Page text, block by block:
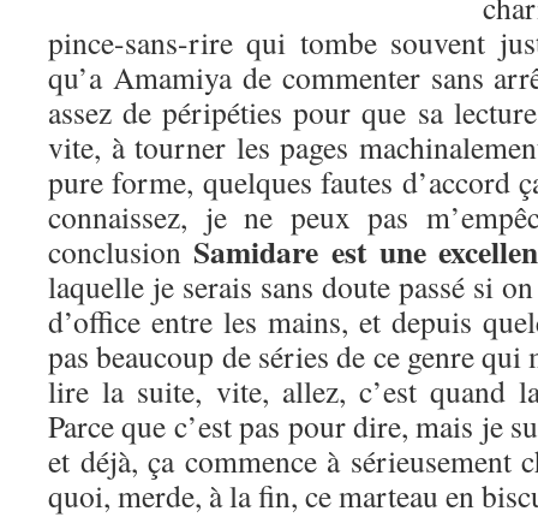
pince-sans-rire qui tombe souvent
qu’a Amamiya de commenter sans
assez de péripéties pour que sa
vite, à tourner les pages
pure forme, quelques fautes d’accord
connaissez, je ne peux pas
conclusion Samidare est une
laquelle je serais sans doute passé si
d’office entre les mains, et depuis
pas beaucoup de séries de ce genre
lire la suite, vite, allez, c’est quand
Parce que c’est pas pour dire, mais je
et déjà, ça commence à sérieusement
quoi, merde, à la fin, ce marteau en